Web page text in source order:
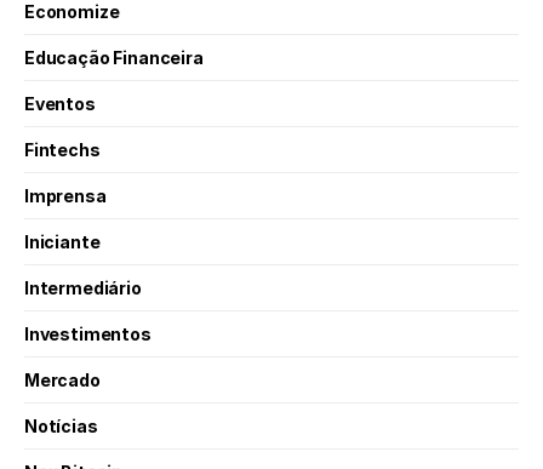
Economize
Educação Financeira
Eventos
Fintechs
Imprensa
Iniciante
Intermediário
Investimentos
Mercado
Notícias